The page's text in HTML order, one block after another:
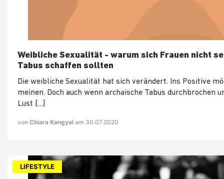
Weibliche Sexualität - warum sich Frauen nicht
Tabus schaffen sollten
Die weibliche Sexualität hat sich verändert. Ins Positive
meinen. Doch auch wenn archaische Tabus durchbrochen
Lust […]
von Chiara Kangyal am 30.07.2020
LIFESTYLE